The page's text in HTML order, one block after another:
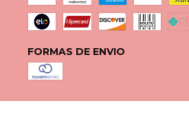
FORMAS DE ENVIO